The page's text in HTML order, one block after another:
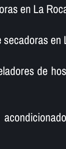
en La
en
de